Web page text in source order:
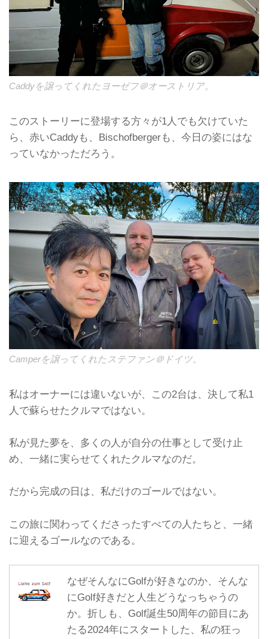
Caddyを譲ってくれたヨーゼフ＠オーストリア。
このストーリーに登場する方々が1人でも欠けていた
ら、赤いCaddyも、Bischofbergerも、今日の姿にはな
っていなかっただろう。
Camperを譲ってくれたステファン＠ドイツ。
私はオーナーには違いないが、この2台は、決して私1
人で蘇らせたクルマではない。
私が見た夢を、多くの人が自分の仕事として受け止
め、一緒に実らせてくれたクルマなのだ。
だから完成の日は、私だけのゴールではない。
この旅に関わってくださったすべての人たちと、一緒
に迎えるゴールなのである。
なぜそんなにGolfが好きなのか、そんな
にGolf好きだと人生どうなっちゃうの
か。折しも、Golf誕生50周年の節目にあ
たる2024年にスタートした、私の狂っ